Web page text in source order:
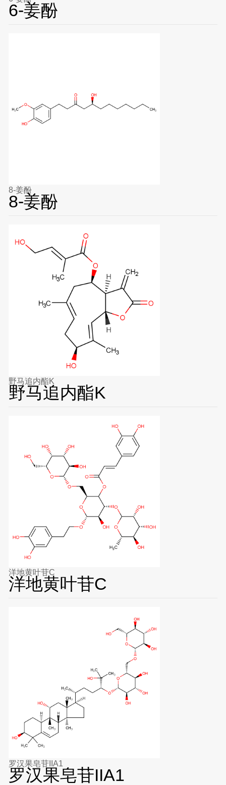
6-姜酚
8-姜酚
8-姜酚
野马追内酯K
野马追内酯K
洋地黄叶苷C
洋地黄叶苷C
罗汉果皂苷IIA1
罗汉果皂苷IIA1